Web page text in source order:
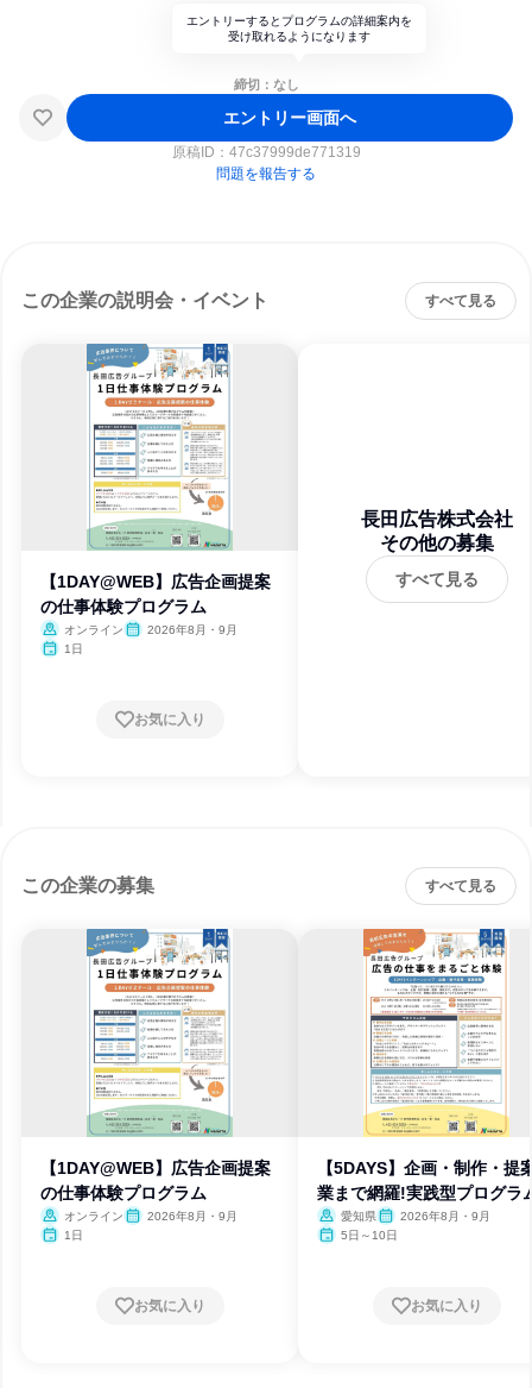
エントリーするとプログラムの詳細案内を
受け取れるようになります
締切：なし
エントリー画面へ
原稿ID： 47c37999de771319
問題を報告する
この企業の説明会・イベント すべて見る
【1DAY@WEB】広告企画提案
の仕事体験プログラム
オンライン
2026年8月・9月
1日
お気に入り
長田広告株式会社
その他の募集
すべて見る
この企業の募集 すべて見る
【1DAY@WEB】広告企画提案
の仕事体験プログラム
オンライン
2026年8月・9月
1日
お気に入り
【5DAYS】企画・制作・提
業まで網羅!実践型プログラ
愛知県
2026年8月・9月
5日～10日
お気に入り